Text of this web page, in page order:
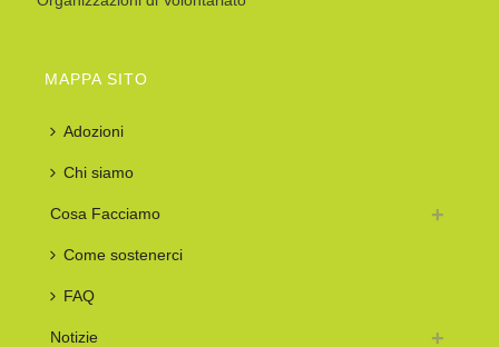
MAPPA SITO
Adozioni
Chi siamo
Cosa Facciamo
Come sostenerci
FAQ
Notizie